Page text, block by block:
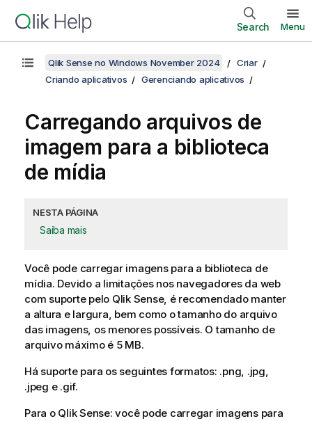
Search Menu
Qlik Sense no Windows November 2024
Criar
Criando aplicativos
Gerenciando aplicativos
Carregando arquivos de
imagem para a biblioteca
de mídia
NESTA PÁGINA
Saiba mais
Você pode carregar imagens para a biblioteca de
mídia. Devido a limitações nos navegadores da web
com suporte pelo Qlik Sense, é recomendado manter
a altura e largura, bem como o tamanho do arquivo
das imagens, os menores possíveis. O tamanho de
arquivo máximo é 5 MB.
Há suporte para os seguintes formatos: .png, .jpg,
.jpeg e .gif.
Para o Qlik Sense: você pode carregar imagens para